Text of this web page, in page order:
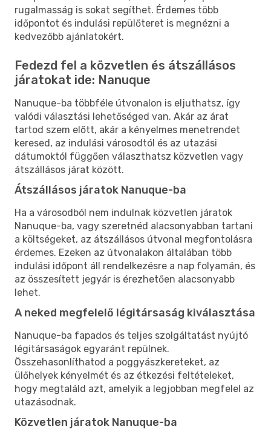
rugalmasság is sokat segíthet. Érdemes több
időpontot és indulási repülőteret is megnézni a
kedvezőbb ajánlatokért.
Fedezd fel a közvetlen és átszállásos
járatokat ide: Nanuque
Nanuque-ba többféle útvonalon is eljuthatsz, így
valódi választási lehetőséged van. Akár az árat
tartod szem előtt, akár a kényelmes menetrendet
keresed, az indulási városodtól és az utazási
dátumoktól függően választhatsz közvetlen vagy
átszállásos járat között.
Átszállásos járatok Nanuque-ba
Ha a városodból nem indulnak közvetlen járatok
Nanuque-ba, vagy szeretnéd alacsonyabban tartani
a költségeket, az átszállásos útvonal megfontolásra
érdemes. Ezeken az útvonalakon általában több
indulási időpont áll rendelkezésre a nap folyamán, és
az összesített jegyár is érezhetően alacsonyabb
lehet.
A neked megfelelő légitársaság kiválasztása
Nanuque-ba fapados és teljes szolgáltatást nyújtó
légitársaságok egyaránt repülnek.
Összehasonlíthatod a poggyászkereteket, az
ülőhelyek kényelmét és az étkezési feltételeket,
hogy megtaláld azt, amelyik a legjobban megfelel az
utazásodnak.
Közvetlen járatok Nanuque-ba